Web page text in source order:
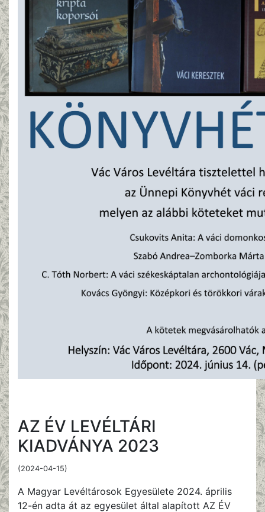
AZ ÉV LEVÉLTÁRI
KIADVÁNYA 2023
(2024-04-15)
A Magyar Levéltárosok Egyesülete 2024. április
12-én adta át az egyesület által alapított AZ ÉV